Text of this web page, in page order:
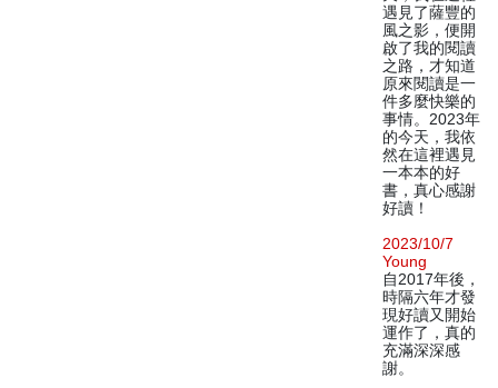
遇見了薩豐的
風之影，便開
啟了我的閱讀
之路，才知道
原來閱讀是一
件多麼快樂的
事情。2023年
的今天，我依
然在這裡遇見
一本本的好
書，真心感謝
好讀！
2023/10/7
Young
自2017年後，
時隔六年才發
現好讀又開始
運作了，真的
充滿深深感
謝。